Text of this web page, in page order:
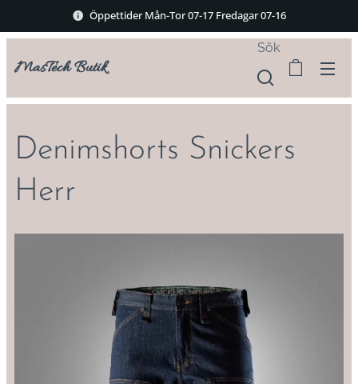
Öppettider Mån-Tor 07-17 Fredagar 07-16
MasTech Butik
Sök
Denimshorts Snickers
Herr